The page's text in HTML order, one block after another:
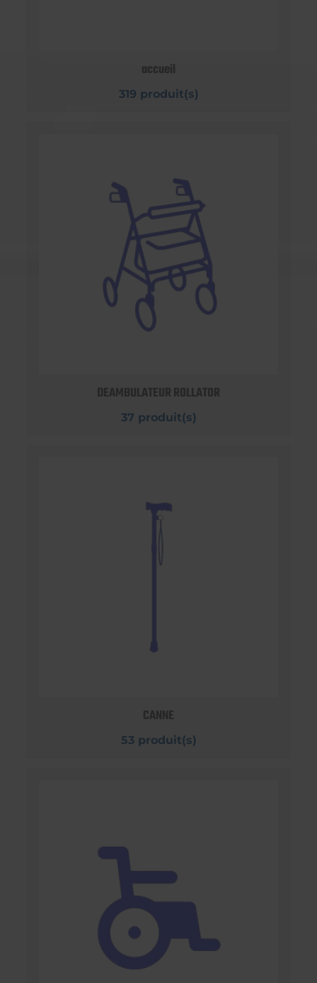
accueil
319 produit(s)
DEAMBULATEUR ROLLATOR
37 produit(s)
CANNE
53 produit(s)